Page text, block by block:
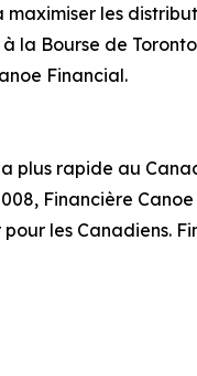
les
Bourse de Toronto
Financial.
plus rapide au
Financière
les Canadiens.